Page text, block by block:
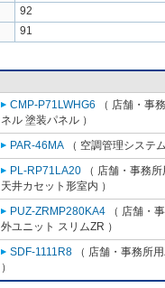
92
91
CMP-P71LWHG6 （ 店舗・事
ネル 塗装パネル ）
PAR-46MA （ 空調管理システ
PL-RP71LA20 （ 店舗・事務
天井カセット形室内 ）
PUZ-ZRMP280KA4 （ 店舗・
外ユニット スリムZR ）
SDF-1111R8 （ 店舗・事務所
）